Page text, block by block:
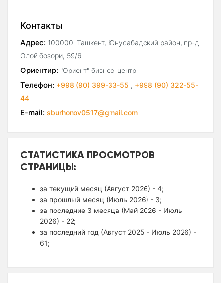
Контакты
Адрес: 100000, Ташкент, Юнусабадский район, пр-д
Олой бозори, 59/6
Ориентир: "Ориент" бизнес-центр
Телефон: +998 (90) 399-33-55 , +998 (90) 322-55-
44
E-mail: sburhonov0517@gmail.com
СТАТИСТИКА ПРОСМОТРОВ
СТРАНИЦЫ:
за текущий месяц (Август 2026) - 4;
за прошлый месяц (Июль 2026) - 3;
за последние 3 месяца (Май 2026 - Июль
2026) - 22;
за последний год (Август 2025 - Июль 2026) -
61;